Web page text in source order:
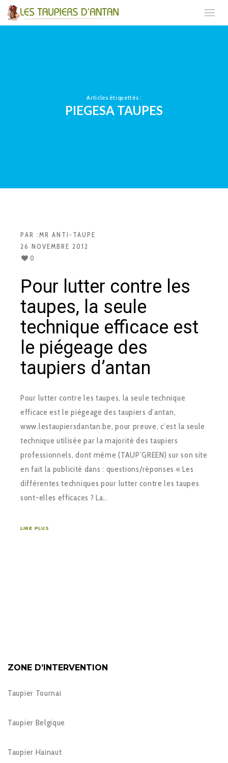
Articles étiquettés :
PIEGESA TAUPES
PAR :MR ANTI-TAUPE
26 NOVEMBRE 2012
0
Pour lutter contre les
taupes, la seule
technique efficace est
le piégeage des
taupiers d’antan
Pour lutter contre les taupes, la seule technique
efficace est le piégeage des taupiers d’antan,
www.lestaupiersdantan.be, pour preuve, c’est la seule
technique utilisée par la majorité des taupiers
professionnels, dont même (TAUP’GREEN) sur son site
en fait la publicité dans : questions/réponses « Les
différentes techniques pour lutter contre les taupes
sont-elles efficaces ? La…
LIRE PLUS
ZONE D’INTERVENTION
Taupier Tournai
Taupier Belgique
Taupier Hainaut